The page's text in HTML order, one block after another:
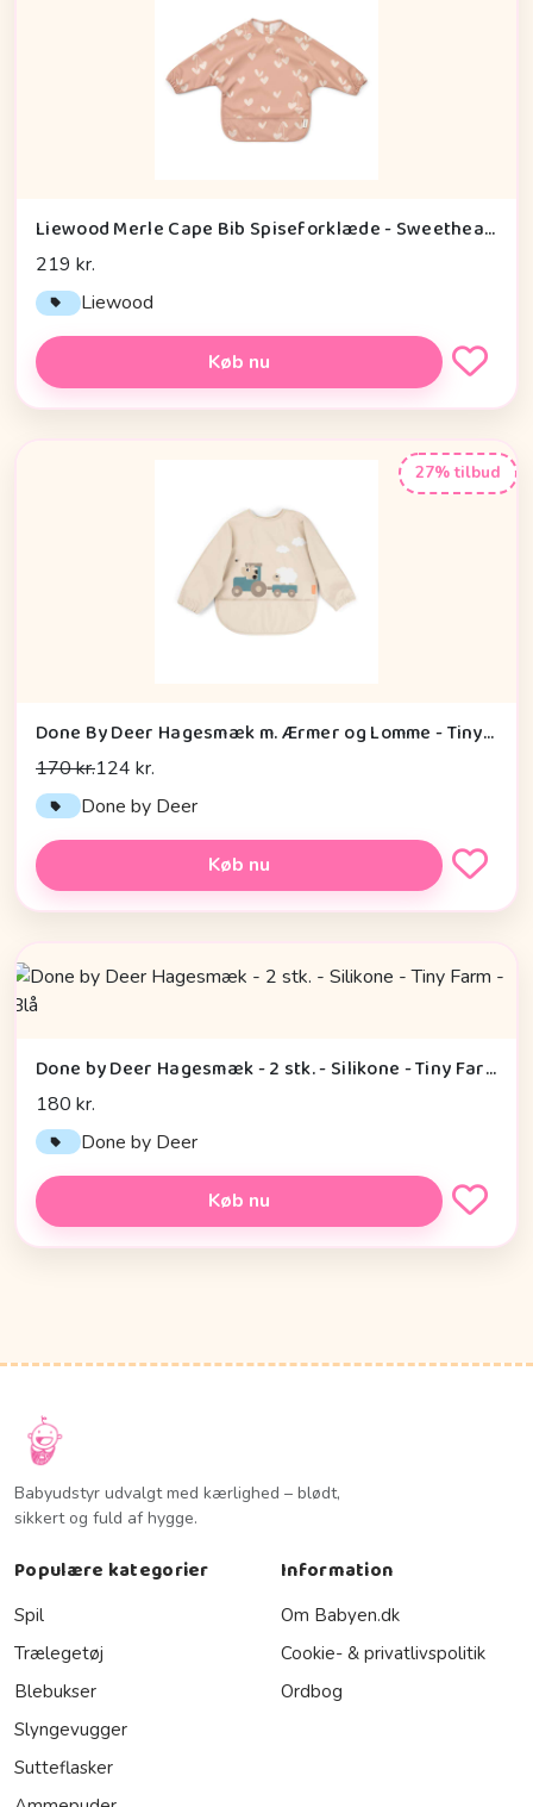
Liewood Merle Cape Bib Spiseforklæde - Sweethearts/Pale Tuscany
219 kr.
Liewood
Køb nu
27% tilbud
Done By Deer Hagesmæk m. Ærmer og Lomme - Tiny Farm - Sand
170 kr.124 kr.
Done by Deer
Køb nu
Done by Deer Hagesmæk - 2 stk. - Silikone - Tiny Farm - Blå
180 kr.
Done by Deer
Køb nu
Babyudstyr udvalgt med kærlighed – blødt,
sikkert og fuld af hygge.
Populære kategorier
Spil
Trælegetøj
Blebukser
Slyngevugger
Sutteflasker
Information
Om Babyen.dk
Cookie- & privatlivspolitik
Ordbog